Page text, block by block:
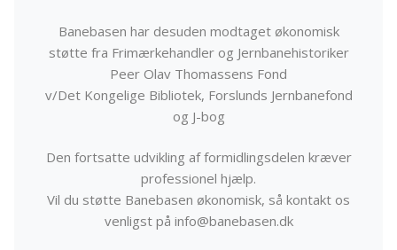
Banebasen har desuden modtaget økonomisk
støtte fra Frimærkehandler og Jernbanehistoriker
Peer Olav Thomassens Fond
v/Det Kongelige Bibliotek, Forslunds Jernbanefond
og J-bog
Den fortsatte udvikling af formidlingsdelen kræver
professionel hjælp.
Vil du støtte Banebasen økonomisk, så kontakt os
venligst på info@banebasen.dk